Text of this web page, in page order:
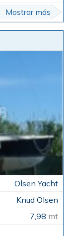
Mostrar más
Olsen Yacht
Knud Olsen
7,98 mt